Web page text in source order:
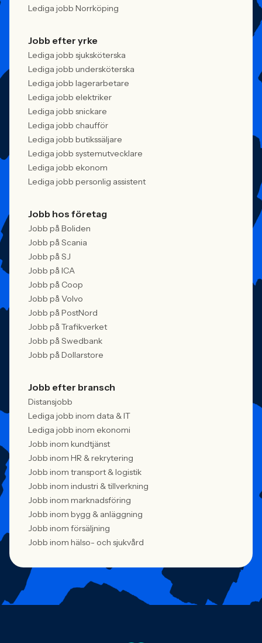
Lediga jobb Norrköping
Jobb efter yrke
Lediga jobb sjuksköterska
Lediga jobb undersköterska
Lediga jobb lagerarbetare
Lediga jobb elektriker
Lediga jobb snickare
Lediga jobb chaufför
Lediga jobb butikssäljare
Lediga jobb systemutvecklare
Lediga jobb ekonom
Lediga jobb personlig assistent
Jobb hos företag
Jobb på Boliden
Jobb på Scania
Jobb på SJ
Jobb på ICA
Jobb på Coop
Jobb på Volvo
Jobb på PostNord
Jobb på Trafikverket
Jobb på Swedbank
Jobb på Dollarstore
Jobb efter bransch
Distansjobb
Lediga jobb inom data & IT
Lediga jobb inom ekonomi
Jobb inom kundtjänst
Jobb inom HR & rekrytering
Jobb inom transport & logistik
Jobb inom industri & tillverkning
Jobb inom marknadsföring
Jobb inom bygg & anläggning
Jobb inom försäljning
Jobb inom hälso- och sjukvård